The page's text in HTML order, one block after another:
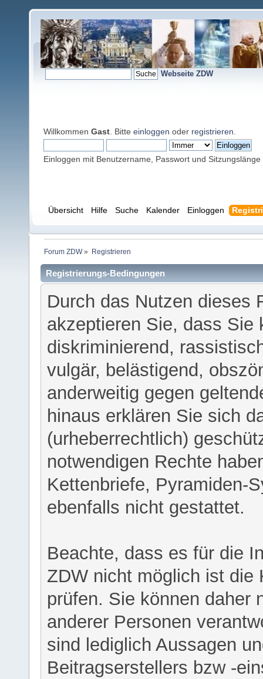
Webseite ZDW
Willkommen Gast . Bitte einloggen oder registrieren
Einloggen mit Benutzername, Passwort und Sitzungslänge
Übersicht Hilfe Suche Kalender Einloggen
Forum ZDW» Registrieren
Registrierungs-Bedingungen
Durch das Nutzen dieses
akzeptieren Sie, dass Sie
diskriminierend,
vulgär, belästigend,
anderweitig gegen
hinaus erklären Sie sich
(urheberrechtlich)
notwendigen Rechte
Kettenbriefe, Pyramiden-
ebenfalls nicht gestattet.
Beachte, dass es für die
ZDW nicht möglich ist die
prüfen. Sie können daher
anderer Personen
sind lediglich Aussagen
Beitragserstellers bzw -